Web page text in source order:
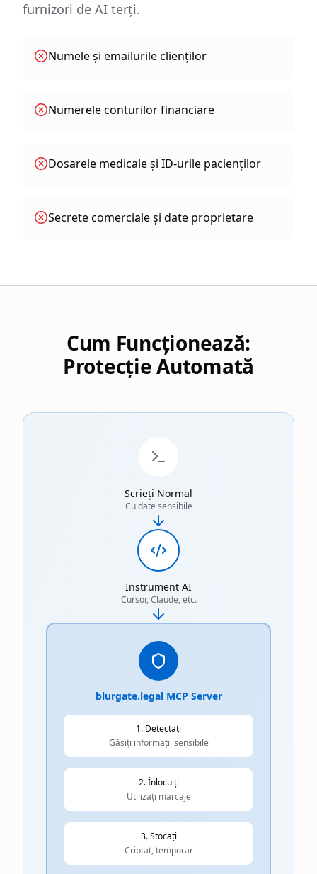
furnizori de AI terți.
Numele și emailurile clienților
Numerele conturilor financiare
Dosarele medicale și ID-urile pacienților
Secrete comerciale și date proprietare
Cum Funcționează:
Protecție Automată
Scrieți Normal
Cu date sensibile
Instrument AI
Cursor, Claude, etc.
blurgate.legal MCP Server
1. Detectați
Găsiți informații sensibile
2. Înlocuiți
Utilizați marcaje
3. Stocați
Criptat, temporar